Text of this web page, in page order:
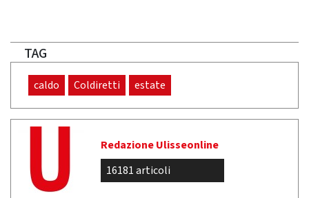
TAG
caldo Coldiretti estate
Redazione Ulisseonline
16181 articoli